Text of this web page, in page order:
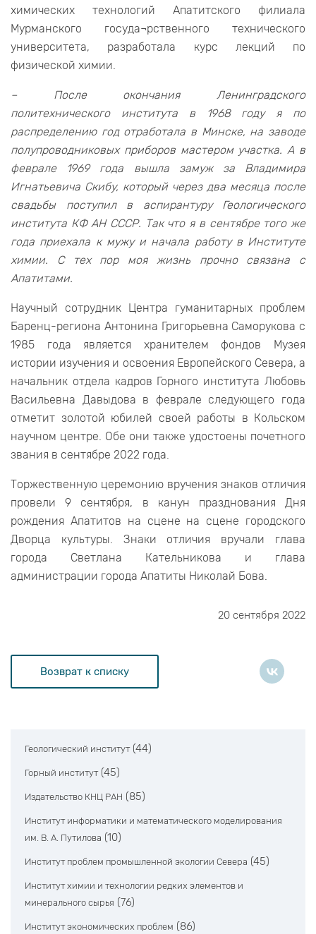
химических технологий Апатитского филиала
Мурманского госуда¬рственного технического
университета, разработала курс лекций по
физической химии.
– После окончания Ленинградского
политехнического института в 1968 году я по
распределению год отработала в Минске, на заводе
полупроводниковых приборов мастером участка. А в
феврале 1969 года вышла замуж за Владимира
Игнатьевича Скибу, который через два месяца после
свадьбы поступил в аспирантуру Геологического
института КФ АН СССР. Так что я в сентябре того же
года приехала к мужу и начала работу в Институте
химии. С тех пор моя жизнь прочно связана с
Апатитами.
Научный сотрудник Центра гуманитарных проблем
Баренц-региона Антонина Григорьевна Саморукова с
1985 года является хранителем фондов Музея
истории изучения и освоения Европейского Севера, а
начальник отдела кадров Горного института Любовь
Васильевна Давыдова в феврале следующего года
отметит золотой юбилей своей работы в Кольском
научном центре. Обе они также удостоены почетного
звания в сентябре 2022 года.
Торжественную церемонию вручения знаков отличия
провели 9 сентября, в канун празднования Дня
рождения Апатитов на сцене на сцене городского
Дворца культуры. Знаки отличия вручали глава
города Светлана Кательникова и глава
администрации города Апатиты Николай Бова.
20 сентября 2022
Возврат к списку
Геологический институт (44)
Горный институт (45)
Издательство КНЦ РАН (85)
Институт информатики и математического моделирования
им. В. А. Путилова (10)
Институт проблем промышленной экологии Севера (45)
Институт химии и технологии редких элементов и
минерального сырья (76)
Институт экономических проблем (86)